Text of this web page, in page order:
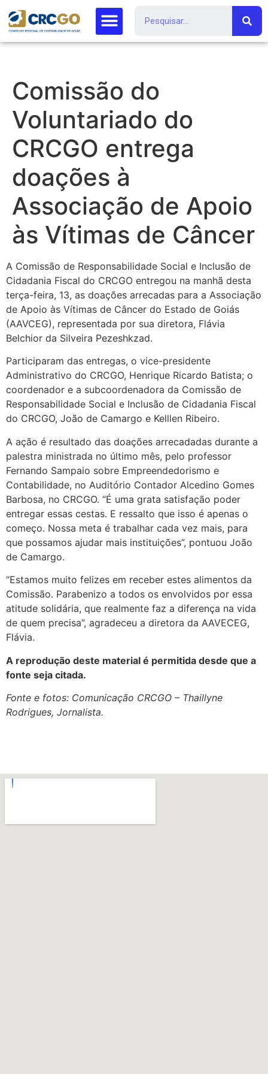
Comissão do
Voluntariado do
CRCGO entrega
doações à
Associação de Apoio
às Vítimas de Câncer
A Comissão de Responsabilidade Social e Inclusão de
Cidadania Fiscal do CRCGO entregou na manhã desta
terça-feira, 13, as doações arrecadas para a Associação
de Apoio às Vítimas de Câncer do Estado de Goiás
(AAVCEG), representada por sua diretora, Flávia
Belchior da Silveira Pezeshkzad.
Participaram das entregas, o vice-presidente
Administrativo do CRCGO, Henrique Ricardo Batista; o
coordenador e a subcoordenadora da Comissão de
Responsabilidade Social e Inclusão de Cidadania Fiscal
do CRCGO, João de Camargo e Kelllen Ribeiro.
A ação é resultado das doações arrecadadas durante a
palestra ministrada no último mês, pelo professor
Fernando Sampaio sobre Empreendedorismo e
Contabilidade, no Auditório Contador Alcedino Gomes
Barbosa, no CRCGO. “É uma grata satisfação poder
entregar essas cestas. E ressalto que isso é apenas o
começo. Nossa meta é trabalhar cada vez mais, para
que possamos ajudar mais instituições”, pontuou João
de Camargo.
“Estamos muito felizes em receber estes alimentos da
Comissão. Parabenizo a todos os envolvidos por essa
atitude solidária, que realmente faz a diferença na vida
de quem precisa”, agradeceu a diretora da AAVECEG,
Flávia.
A reprodução deste material é permitida desde que a
fonte seja citada.
Fonte e fotos: Comunicação CRCGO – Thaillyne
Rodrigues, Jornalista.